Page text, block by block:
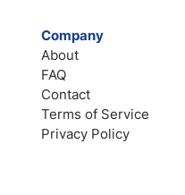
Company
About
FAQ
Contact
Terms of Service
Privacy Policy